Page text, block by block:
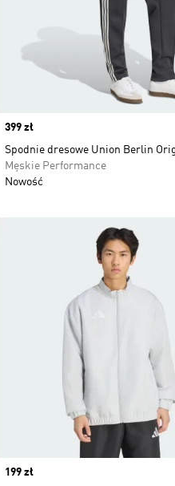
Price
399 zł
Spodnie dresowe Union Berlin
Męskie Performance
Nowość
Price
199 zł